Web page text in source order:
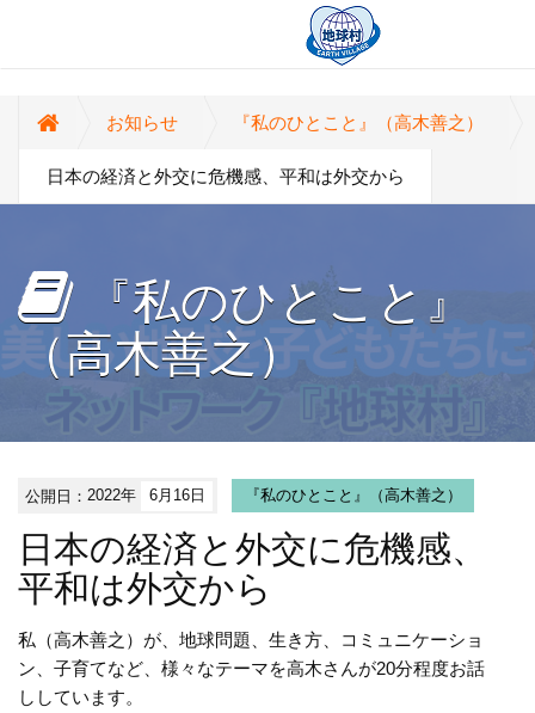
お知らせ 『私のひとこと』（高木善之）
日本の経済と外交に危機感、平和は外交から
『私のひとこと』
（高木善之）
公開日：2022年 6月16日 『私のひとこと』（高木善之）
日本の経済と外交に危機感、
平和は外交から
私（高木善之）が、地球問題、生き方、コミュニケーショ
ン、子育てなど、様々なテーマを高木さんが20分程度お話
ししています。